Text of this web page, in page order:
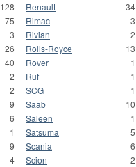
128
75
3
26
40
2
2
9
6
1
9
4
Renault
34
Rimac
3
Rivian
2
Rolls-Royce
13
Rover
1
Ruf
1
SCG
1
Saab
10
Saleen
1
Satsuma
5
Scania
6
Scion
2